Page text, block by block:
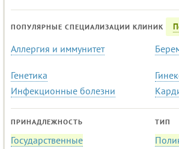
ПОПУЛЯРНЫЕ СПЕЦИАЛИЗАЦИИ КЛИНИК
Аллергия и иммунитет
Генетика
Инфекционные болезни
ПРИНАДЛЕЖНОСТЬ
Государственные
ТИП